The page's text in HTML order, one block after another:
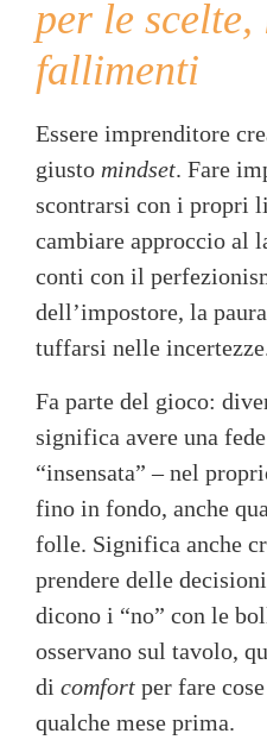
per le
fallimenti
Essere imprenditore
giusto mindset. Fare
scontrarsi con i propri
cambiare approccio al
conti con il
dell’impostore, la
tuffarsi nelle
Fa parte del gioco:
significa avere una
“insensata” – nel
fino in fondo, anche
folle. Significa anche
prendere delle
dicono i “no” con le
osservano sul tavolo,
di comfort per fare
qualche mese prima.